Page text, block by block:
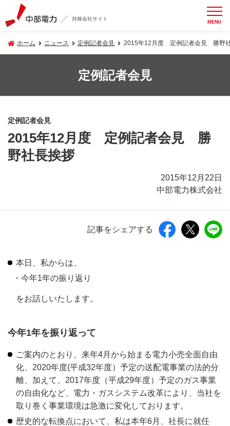
持株会社サイト MENU
ホーム ニュース 定例記者会見 2015年12月度 定例記者会見 勝野
定例記者会見
定例記者会見
2015年12月度 定例記者会見 勝
野社長挨拶
2015年12月22日
中部電力株式会社
記事をシェアする
本日、私からは、
今年1年の振り返り
をお話しいたします。
今年1年を振り返って
ご案内のとおり、来年4月から始まる電力小売全面自由
化、2020年度(平成32年度）予定の送配電事業の法的分
離、加えて、2017年度（平成29年度）予定のガス事業
の自由化など、電力・ガスシステム改革により、当社を
取り巻く事業環境は急激に変化しております。
歴史的な転換点において、私は本年6月、社長に就任